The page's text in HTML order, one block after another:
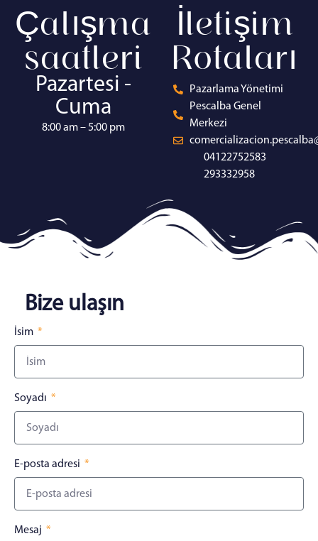
Çalışma
saatleri
Pazartesi -
Cuma
8:00 am – 5:00 pm
İletişim
Rotaları
Pazarlama Yönetimi
Pescalba Genel
Merkezi
04122752583
293332958
Bize ulaşın
İsim
Soyadı
E-posta adresi
Mesaj